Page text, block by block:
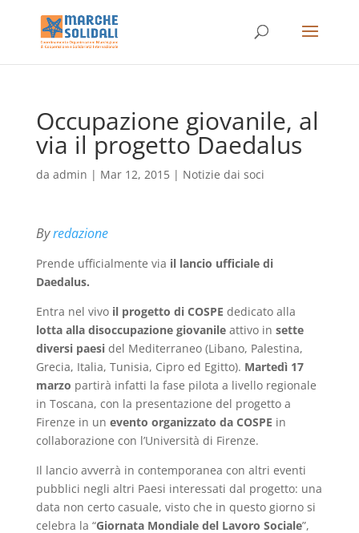
Occupazione giovanile, al
via il progetto Daedalus
da admin | Mar 12, 2015| Notizie dai soci
Byredazione
Prende ufficialmente via il lancio ufficiale di
Daedalus.
Entra nel vivo il progetto di COSPE dedicato alla
lotta alla disoccupazione giovanileattivo in sette
diversi paesidel Mediterraneo (Libano, Palestina,
Grecia, Italia, Tunisia, Cipro ed Egitto). Martedì 17
marzo partirà infatti la fase pilota a livello regionale
in Toscana, con la presentazione del progetto a
Firenze in un evento organizzato da COSPE in
collaborazione con l’Università di Firenze.
Il lancio avverrà in contemporanea con altri eventi
pubblici negli altri Paesi interessati dal progetto: una
data non certo casuale, visto che in questo giorno si
celebra la “Giornata Mondiale del Lavoro Sociale”,